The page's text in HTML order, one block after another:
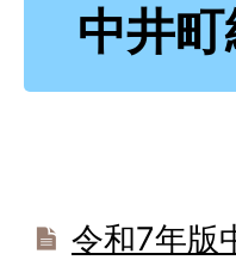
中井
令和7年版